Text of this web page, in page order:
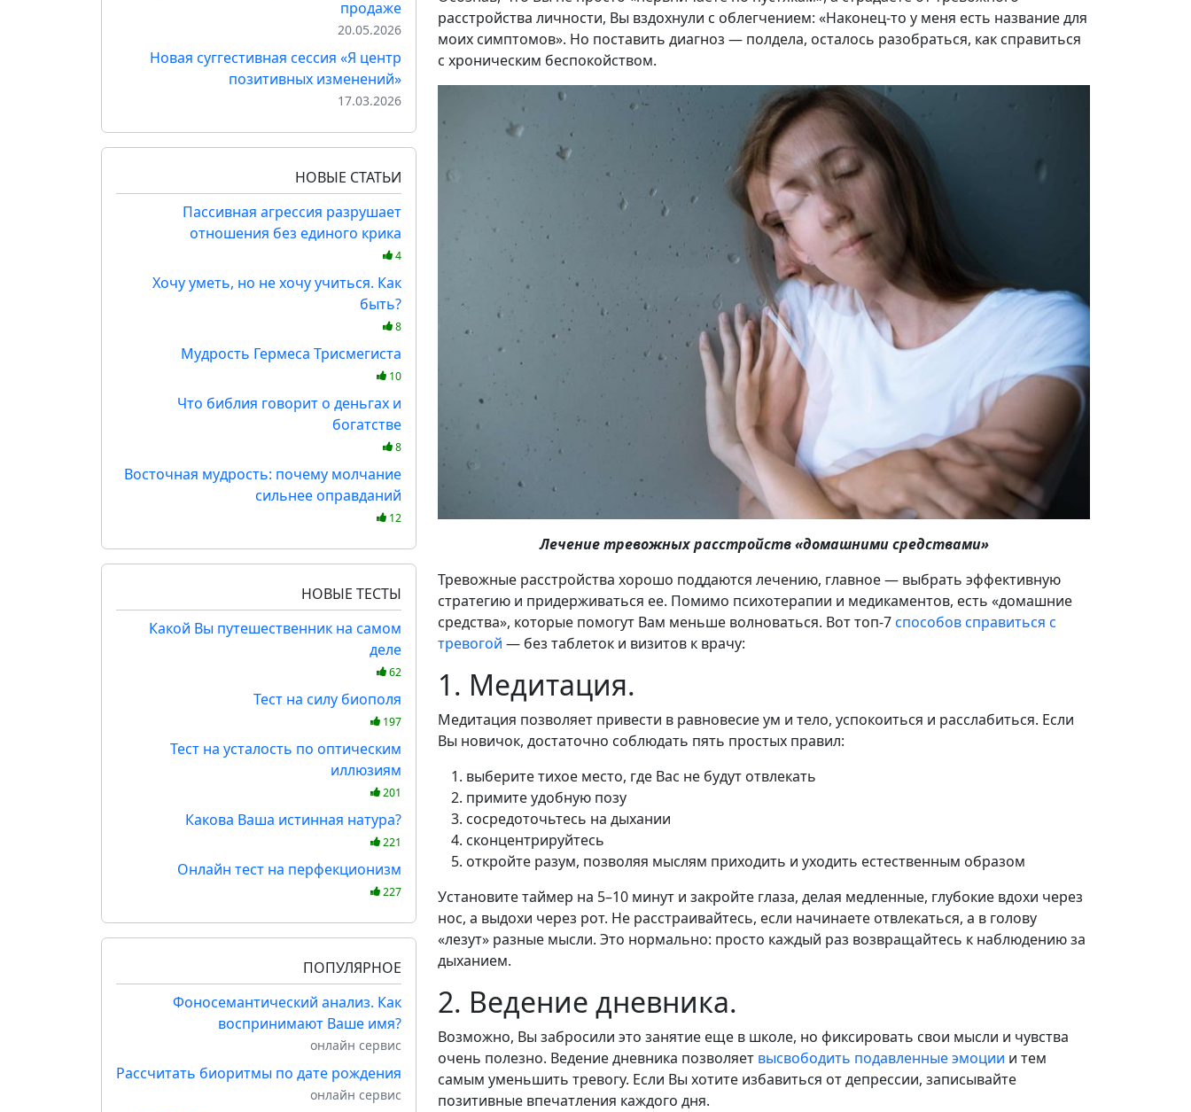
продаже
20.05.2026
Новая суггестивная сессия «Я центр
позитивных изменений»
17.03.2026
НОВЫЕ СТАТЬИ
Пассивная агрессия разрушает
отношения без единого крика
4
Хочу уметь, но не хочу учиться. Как
быть?
8
Мудрость Гермеса Трисмегиста
10
Что библия говорит о деньгах и
богатстве
8
Восточная мудрость: почему молчание
сильнее оправданий
12
НОВЫЕ ТЕСТЫ
Какой Вы путешественник на самом
деле
62
Тест на силу биополя
197
Тест на усталость по оптическим
иллюзиям
201
Какова Ваша истинная натура?
221
Онлайн тест на перфекционизм
227
ПОПУЛЯРНОЕ
Фоносемантический анализ. Как
воспринимают Ваше имя?
онлайн сервис
Рассчитать биоритмы по дате рождения
онлайн сервис
расстройства личности, Вы вздохнули с облегчением: «Наконец-то у меня есть название для
моих симптомов». Но поставить диагноз — полдела, осталось разобраться, как справиться
с хроническим беспокойством.
Лечение тревожных расстройств «домашними средствами»
Тревожные расстройства хорошо поддаются лечению, главное — выбрать эффективную
стратегию и придерживаться ее. Помимо психотерапии и медикаментов, есть «домашние
средства», которые помогут Вам меньше волноваться. Вот топ-7способов справиться с
тревогой — без таблеток и визитов к врачу:
1. Медитация.
Медитация позволяет привести в равновесие ум и тело, успокоиться и расслабиться. Если
Вы новичок, достаточно соблюдать пять простых правил:
выберите тихое место, где Вас не будут отвлекать
примите удобную позу
сосредоточьтесь на дыхании
сконцентрируйтесь
откройте разум, позволяя мыслям приходить и уходить естественным образом
Установите таймер на 5–10 минут и закройте глаза, делая медленные, глубокие вдохи через
нос, а выдохи через рот. Не расстраивайтесь, если начинаете отвлекаться, а в голову
«лезут» разные мысли. Это нормально: просто каждый раз возвращайтесь к наблюдению за
дыханием.
2. Ведение дневника.
Возможно, Вы забросили это занятие еще в школе, но фиксировать свои мысли и чувства
очень полезно. Ведение дневника позволяет высвободить подавленные эмоции и тем
самым уменьшить тревогу. Если Вы хотите избавиться от депрессии, записывайте
позитивные впечатления каждого дня.